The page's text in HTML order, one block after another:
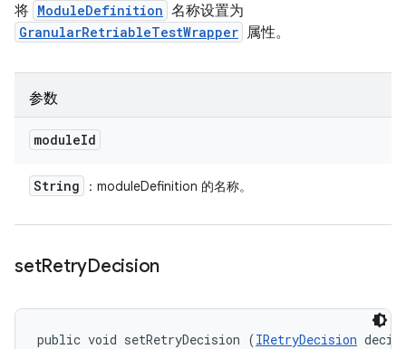
将 ModuleDefinition 名称设置为
GranularRetriableTestWrapper 属性。
参数
moduleId
String ：moduleDefinition 的名称。
setRetryDecision
public void setRetryDecision (IRetryDecision